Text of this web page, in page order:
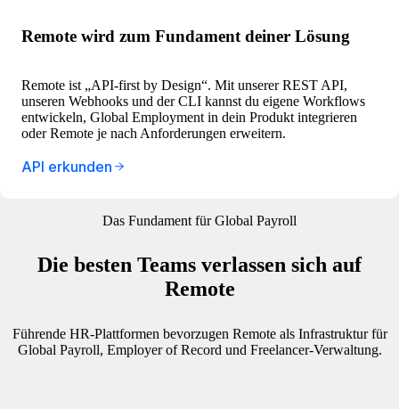
Remote wird zum Fundament deiner Lösung
Remote ist „API-first by Design“. Mit unserer REST API,
unseren Webhooks und der CLI kannst du eigene Workflows
entwickeln, Global Employment in dein Produkt integrieren
oder Remote je nach Anforderungen erweitern.
API erkunden
Das Fundament für Global Payroll
Die besten Teams verlassen sich auf
Remote
Führende HR-Plattformen bevorzugen Remote als Infrastruktur für
Global Payroll, Employer of Record und Freelancer-Verwaltung.